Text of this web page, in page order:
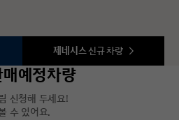
제네시스 신규 차량
예정차량
신청해 두세요!
수 있어요.